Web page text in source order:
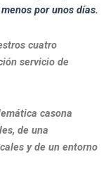
por unos días.
cuatro
servicio de
casona
de una
y de un entorno